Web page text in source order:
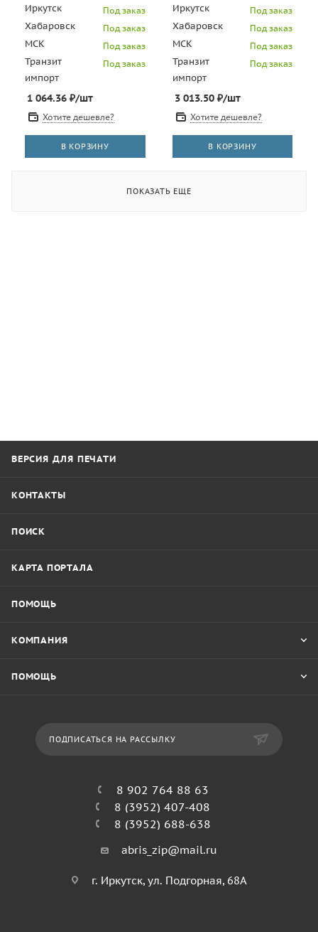
350/450 (CET), CET3211
Иркутск Под заказ
Хабаровск Под заказ
МСК Под заказ
Транзит
импорт
Под заказ
1 064.36 ₽/шт
Хотите дешевле?
В КОРЗИНУ
KONICA MINOLTA
Di551/650 (CET), CET3229
Иркутск Под заказ
Хабаровск Под заказ
МСК Под заказ
Транзит
импорт
Под заказ
3 013.50₽/шт
Хотите дешевле?
В КОРЗИНУ
ПОКАЗАТЬ ЕЩЕ
ВЕРСИЯ ДЛЯ ПЕЧАТИ
КОНТАКТЫ
ПОИСК
КАРТА ПОРТАЛА
ПОМОЩЬ
КОМПАНИЯ
ПОМОЩЬ
ПОДПИСАТЬСЯ НА РАССЫЛКУ
8 902 764 88 63
8 (3952) 407-408
8 (3952) 688-638
abris_zip@mail.ru
г. Иркутск, ул. Подгорная, 68А